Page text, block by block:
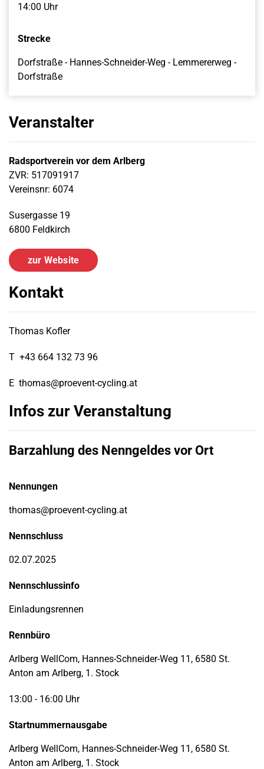
14:00 Uhr
Strecke
Dorfstraße - Hannes-Schneider-Weg - Lemmererweg -
Dorfstraße
Veranstalter
Radsportverein vor dem Arlberg
ZVR: 517091917
Vereinsnr: 6074
Susergasse 19
6800 Feldkirch
zur Website
Kontakt
Thomas Kofler
T +43 664 132 73 96
E thomas@proevent-cycling.at
Infos zur Veranstaltung
Barzahlung des Nenngeldes vor Ort
Nennungen
thomas@proevent-cycling.at
Nennschluss
02.07.2025
Nennschlussinfo
Einladungsrennen
Rennbüro
Arlberg WellCom, Hannes-Schneider-Weg 11, 6580 St.
Anton am Arlberg, 1. Stock
13:00 - 16:00 Uhr
Startnummernausgabe
Arlberg WellCom, Hannes-Schneider-Weg 11, 6580 St.
Anton am Arlberg, 1. Stock